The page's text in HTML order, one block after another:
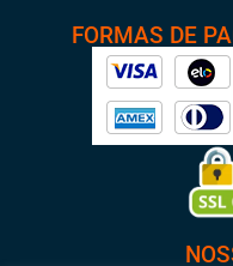
FORMAS DE